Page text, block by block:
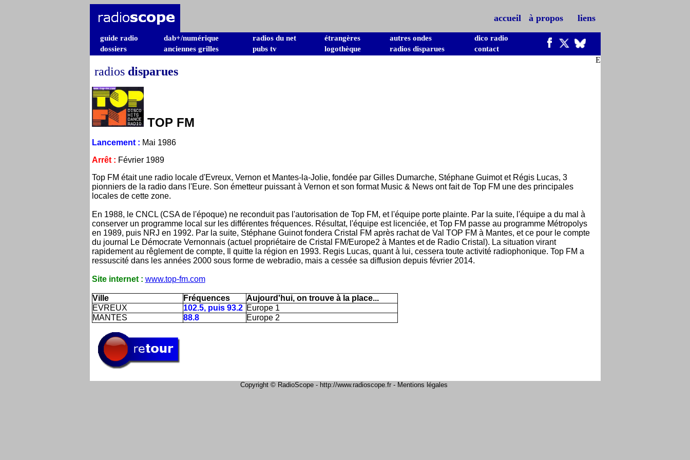
accueil à propos liens
guide radio dab+/numérique radios du net étrangères autres ondes
dico radio
dossiers
anciennes grilles pubs tv logothèque radios disparues contact
radios disparues
TOP FM
Lancement: Mai 1986
Arrêt : Février 1989
Top FM était une radio locale d'Evreux, Vernon et Mantes-la-Jolie, fondée par Gilles Dumarche, Stéphane Guimot et Régis Lucas, 3
pionniers de la radio dans l'Eure. Son émetteur puissant à Vernon et son format Music & News ont fait de Top FM une des principales
locales de cette zone.
En 1988, le CNCL (CSA de l'époque) ne reconduit pas l'autorisation de Top FM, et l'équipe porte plainte. Par la suite, l'équipe a du mal à
conserver un programme local sur les différentes fréquences. Résultat, l'équipe est licenciée, et Top FM passe au programme Métropolys
en 1989, puis NRJ en 1992. Par la suite, Stéphane Guinot fondera Cristal FM après rachat de Val TOP FM à Mantes, et ce pour le compte
du journal Le Démocrate Vernonnais (actuel propriétaire de Cristal FM/Europe2 à Mantes et de Radio Cristal). La situation virant
rapidement au rêglement de compte, Il quitte la région en 1993. Regis Lucas, quant à lui, cessera toute activité radiophonique. Top FM a
ressuscité dans les années 2000 sous forme de webradio, mais a cessée sa diffusion depuis février 2014.
Site internet : www.top-fm.com
Ville Fréquences
Aujourd'hui, on trouve à la place...
EVREUX
102.5, puis 93.2 Europe 1
MANTES
88.8 Europe 2
E
Copyright © RadioScope - http://www.radioscope.fr - Mentions légales